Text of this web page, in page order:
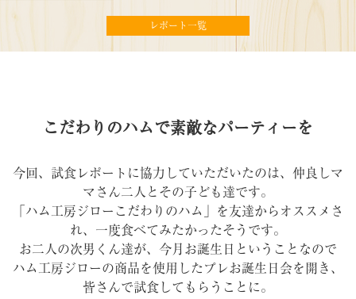
レポート一覧
こだわりのハムで素敵なパーティーを
今回、試食レポートに協力していただいたのは、仲良しマ
マさん二人とその子ども達です。
「ハム工房ジローこだわりのハム」を友達からオススメさ
れ、一度食べてみたかったそうです。
お二人の次男くん達が、今月お誕生日ということなので
ハム工房ジローの商品を使用したプレお誕生日会を開き、
皆さんで試食してもらうことに。